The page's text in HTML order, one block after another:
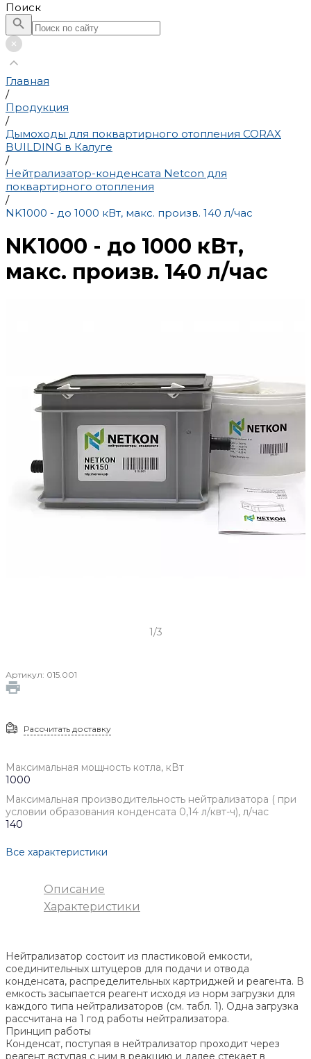
Поиск
Главная
/
Продукция
/
Дымоходы для поквартирного отопления CORAX
BUILDING в Калуге
/
Нейтрализатор-конденсата Netcon для
поквартирного отопления
/
NK1000 - до 1000 кВт, макс. произв. 140 л/час
NK1000 - до 1000 кВт,
макс. произв. 140 л/час
1/3
Артикул: 015.001
Рассчитать доставку
Максимальная мощность котла, кВт
1000
Максимальная производительность нейтрализатора ( при
условии образования конденсата 0,14 л/квт-ч), л/час
140
Все характеристики
Описание
Характеристики
Нейтрализатор состоит из пластиковой емкости,
соединительных штуцеров для подачи и отвода
конденсата, распределительных картриджей и реагента. В
емкость засыпается реагент исходя из норм загрузки для
каждого типа нейтрализаторов (см. табл. 1). Одна загрузка
рассчитана на 1 год работы нейтрализатора.
Принцип работы
Конденсат, поступая в нейтрализатор проходит через
реагент вступая с ним в реакцию и далее стекает в